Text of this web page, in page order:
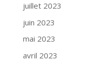
juillet 2023
juin 2023
mai 2023
avril 2023